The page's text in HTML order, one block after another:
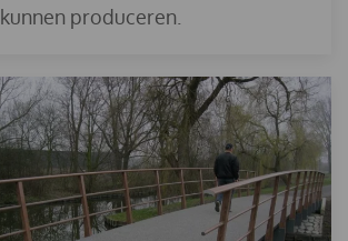
kunnen produceren.